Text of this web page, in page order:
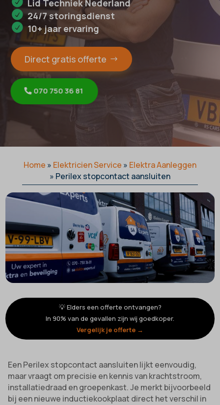
Lid Techniek Nederland
24/7 storingsdienst
10+ jaar ervaring
Direct gratis offerte
070 750 36 81
Home » Elektricien Service » Elektra Aanleggen
» Perilex stopcontact aansluiten
💡 Elders een offerte ontvangen?
In 90% van de gevallen zijn wij goedkoper.
Vergelijk je offerte →
Een Perilex stopcontact aansluiten lijkt eenvoudig,
maar vraagt om precisie en kennis van krachtstroom,
installatiedraad en groepenkast. Je merkt bijvoorbeeld
bij een nieuwe inductiekookplaat direct het verschil in